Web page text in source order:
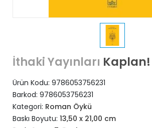
İthaki Yayınları
Ürün Kodu: 9786053756231
Barkod: 9786053756231
Kategori: Roman Öykü
Baskı Boyutu: 13,50 x 21,00 cm